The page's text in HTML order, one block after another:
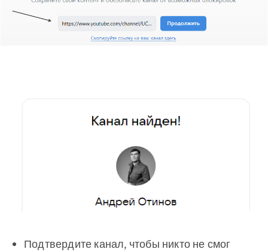
Подтвердите канал, чтобы никто не смог